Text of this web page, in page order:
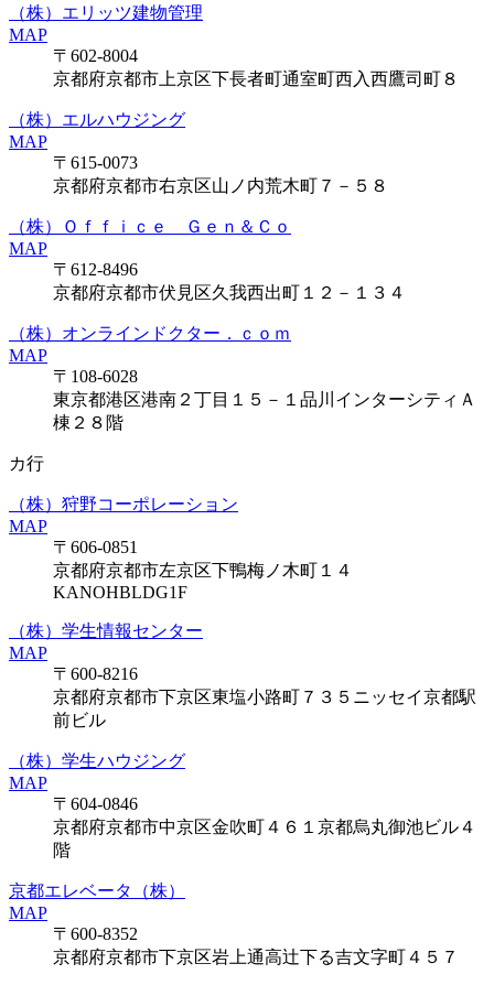
（株）エリッツ建物管理
MAP
〒602-8004
京都府京都市上京区下長者町通室町西入西鷹司町８
（株）エルハウジング
MAP
〒615-0073
京都府京都市右京区山ノ内荒木町７－５８
（株）Ｏｆｆｉｃｅ Ｇｅｎ＆Ｃｏ
MAP
〒612-8496
京都府京都市伏見区久我西出町１２－１３４
（株）オンラインドクター．ｃｏｍ
MAP
〒108-6028
東京都港区港南２丁目１５－１品川インターシティＡ
棟２８階
カ行
（株）狩野コーポレーション
MAP
〒606-0851
京都府京都市左京区下鴨梅ノ木町１４
KANOHBLDG1F
（株）学生情報センター
MAP
〒600-8216
京都府京都市下京区東塩小路町７３５ニッセイ京都駅
前ビル
（株）学生ハウジング
MAP
〒604-0846
京都府京都市中京区金吹町４６１京都烏丸御池ビル４
階
京都エレベータ（株）
MAP
〒600-8352
京都府京都市下京区岩上通高辻下る吉文字町４５７